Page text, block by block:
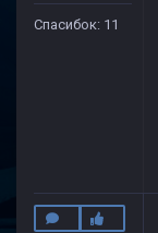
Спасибок: 11